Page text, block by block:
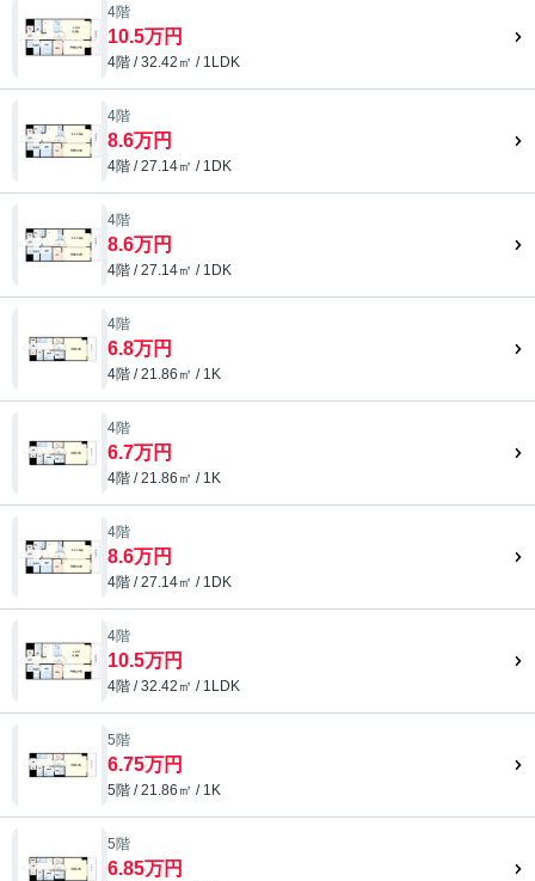
4階
10.5万円
4階 / 32.42㎡ / 1LDK
4階
8.6万円
4階 / 27.14㎡ / 1DK
4階
8.6万円
4階 / 27.14㎡ / 1DK
4階
6.8万円
4階 / 21.86㎡ / 1K
4階
6.7万円
4階 / 21.86㎡ / 1K
4階
8.6万円
4階 / 27.14㎡ / 1DK
4階
10.5万円
4階 / 32.42㎡ / 1LDK
5階
6.75万円
5階 / 21.86㎡ / 1K
5階
6.85万円